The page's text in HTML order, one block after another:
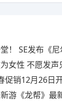
SE发布《尼尔
女性 不愿发声
促销12月26日
游《龙帮》最